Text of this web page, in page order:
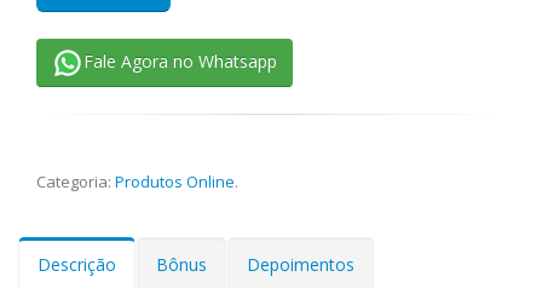
Fale Agora no Whatsapp
Categoria: Produtos Online.
Descrição Bônus Depoimentos